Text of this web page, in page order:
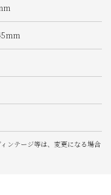
ンテージ等は、変更になる場合